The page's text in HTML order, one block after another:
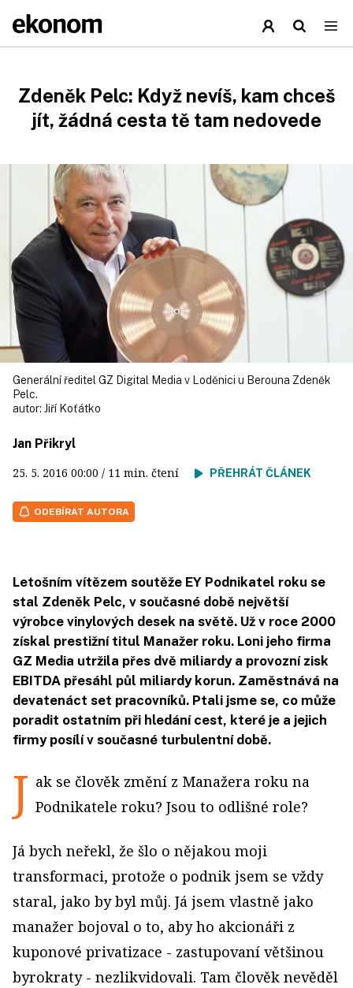
Zdeněk Pelc: Když nevíš, kam chceš
jít, žádná cesta tě tam nedovede
Generální ředitel GZ Digital Media v Loděnici u Berouna Zdeněk
Pelc.
autor: Jiří Koťátko
Jan Přikryl
25. 5. 2016 00:00 / 11 min. čtení PŘEHRÁT ČLÁNEK
ODEBÍRAT AUTORA
Letošním vítězem soutěže EY Podnikatel roku se
stal Zdeněk Pelc, v současné době největší
výrobce vinylových desek na světě. Už v roce 2000
získal prestižní titul Manažer roku. Loni jeho firma
GZ Media utržila přes dvě miliardy a provozní zisk
EBITDA přesáhl půl miliardy korun. Zaměstnává na
devatenáct set pracovníků. Ptali jsme se, co může
poradit ostatním při hledání cest, které je a jejich
firmy posílí v současné turbulentní době.
J ak se člověk změní z Manažera roku na
Podnikatele roku? Jsou to odlišné role?
Já bych neřekl, že šlo o nějakou moji
transformaci, protože o podnik jsem se vždy
staral, jako by byl můj. Já jsem vlastně jako
manažer bojoval o to, aby ho akcionáři z
kuponové privatizace - zastupovaní většinou
byrokraty - nezlikvidovali. Tam člověk nevěděl